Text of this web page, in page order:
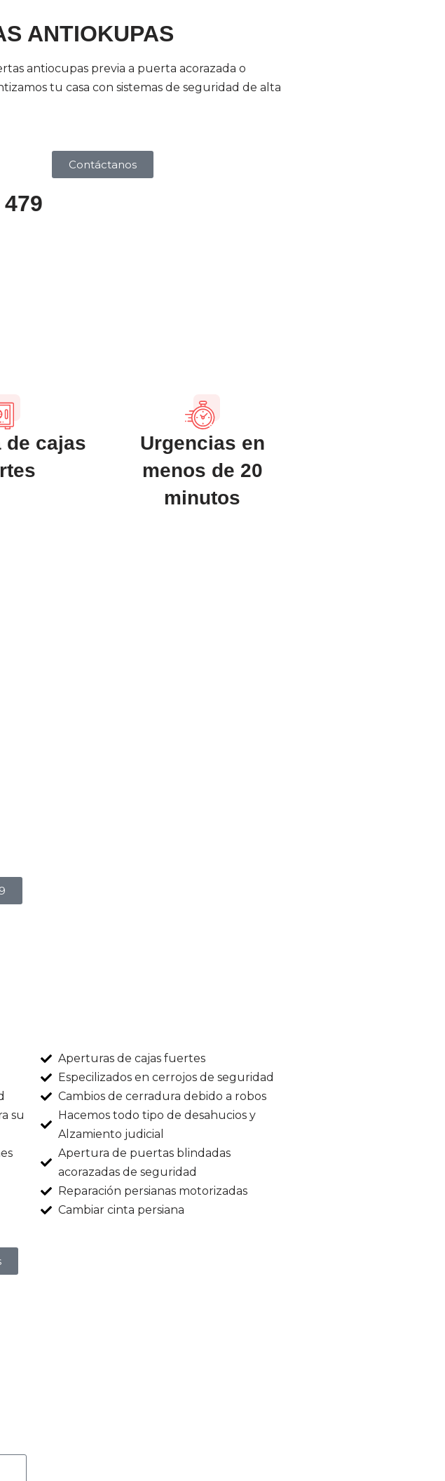
ANTIOKUPAS
antiocupas previa a puerta acorazada o
tu casa con sistemas de seguridad de alta
Contáctanos
de cajas
Urgencias en
menos de 20
minutos
su
Aperturas de cajas fuertes
Especilizados en cerrojos de seguridad
Cambios de cerradura debido a robos
Hacemos todo tipo de desahucios y
Alzamiento judicial
Apertura de puertas blindadas
acorazadas de seguridad
Reparación persianas motorizadas
Cambiar cinta persiana